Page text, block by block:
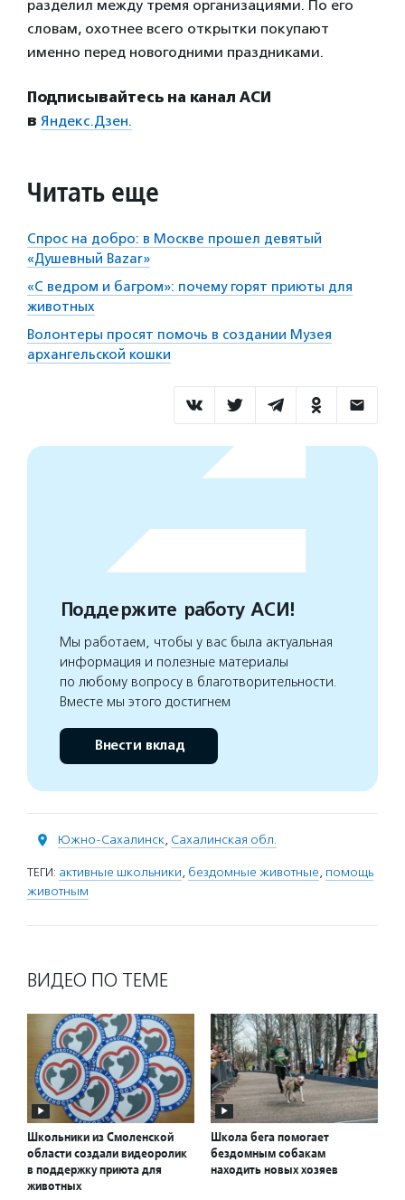
разделил между тремя организациями. По его
словам, охотнее всего открытки покупают
именно перед новогодними праздниками.
Подписывайтесь на канал АСИ
в Яндекс.Дзен.
Читать еще
Спрос на добро: в Москве прошел девятый
«Душевный Bazar»
«С ведром и багром»: почему горят приюты для
животных
Волонтеры просят помочь в создании Музея
архангельской кошки
Поддержите работу АСИ!
Мы работаем, чтобы у вас была актуальная
информация и полезные материалы
по любому вопросу в благотворительности.
Вместе мы этого достигнем
Внести вклад
Южно-Сахалинск, Сахалинская обл.
ТЕГИ: активные школьники, бездомные животные, помощь
животным
ВИДЕО ПО ТЕМЕ
Школьники из Смоленской
области создали видеоролик
в поддержку приюта для
животных
Школа бега помогает
бездомным собакам
находить новых хозяев